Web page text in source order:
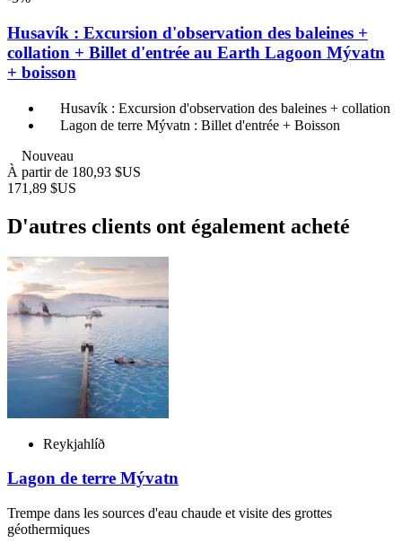
Husavík : Excursion d'observation des baleines +
collation + Billet d'entrée au Earth Lagoon Mývatn
+ boisson
Husavík : Excursion d'observation des baleines + collation
Lagon de terre Mývatn : Billet d'entrée + Boisson
Nouveau
À partir de 180,93 $US
171,89 $US
D'autres clients ont également acheté
Reykjahlíð
Lagon de terre Mývatn
Trempe dans les sources d'eau chaude et visite des grottes
géothermiques